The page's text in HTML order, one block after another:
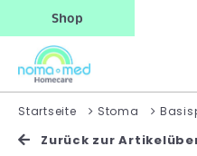
Shop
Startseite Stoma
Zurück zur